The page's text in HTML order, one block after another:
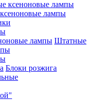
лампы
Штатные
Блоки розжига